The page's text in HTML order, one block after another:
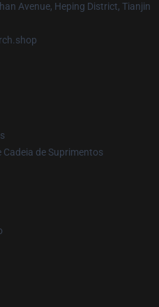
Avenue, Heping District, Tianjin
Cadeia de Suprimentos